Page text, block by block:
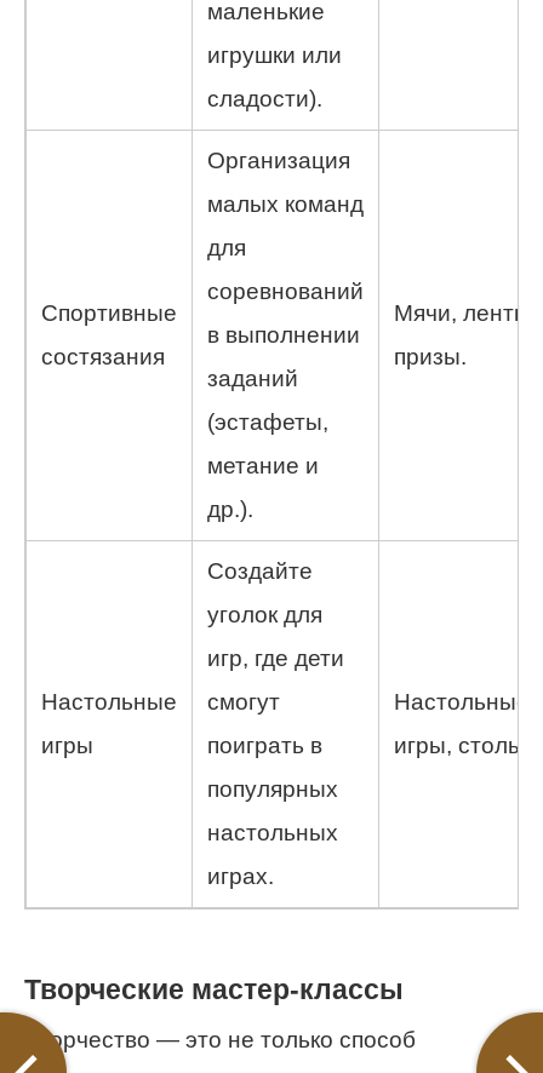
маленькие
игрушки или
сладости).
Спортивные
состязания
Организация
малых команд
для
соревнований
в выполнении
заданий
(эстафеты,
метание и
др.).
Мячи, ленты,
призы.
Настольные
игры
Создайте
уголок для
игр, где дети
смогут
поиграть в
популярных
настольных
играх.
Настольные
игры, столы.
Творческие мастер-классы
Творчество — это не только способ